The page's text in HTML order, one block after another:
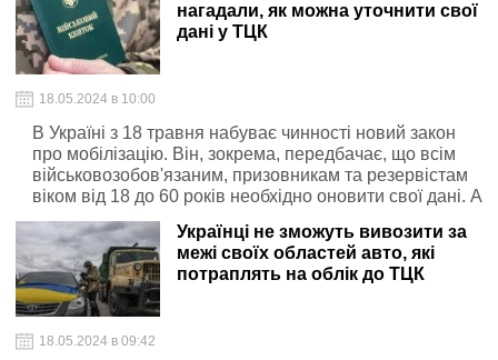
нагадали, як можна уточнити свої
дані у ТЦК
18.05.2024 в 10:00
В Україні з 18 травня набуває чинності новий закон
про мобілізацію. Він, зокрема, передбачає, що всім
військовозобов'язаним, призовникам та резервістам
віком від 18 до 60 років необхідно оновити свої дані. А
саме – мобільний телефон, фактична адреса
проживання та email (за наявності).
Українці не зможуть вивозити за
межі своїх областей авто, які
потраплять на облік до ТЦК
18.05.2024 в 09:42